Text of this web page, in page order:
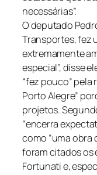
necessárias”.
O deputado
Transportes, fez
extremamente
especial”, disse
“fez pouco”
Porto Alegre”
projetos.
“encerra
como “uma obra
foram citados os
Fortunati e,